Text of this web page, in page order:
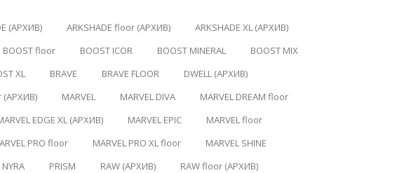
(АРХИВ) ARKSHADE floor (АРХИВ)
ARKSHADE XL (АРХИВ)
BOOST floor BOOST ICOR BOOST MINERAL
BOOST MIX
XL BRAVE BRAVE FLOOR
DWELL (АРХИВ)
(АРХИВ) MARVEL MARVEL DIVA
MARVEL DREAM floor
EDGE XL (АРХИВ) MARVEL EPIC
MARVEL floor
PRO floor MARVEL PRO XL floor
MARVEL SHINE
NYRA PRISM RAW (АРХИВ)
RAW floor (АРХИВ)